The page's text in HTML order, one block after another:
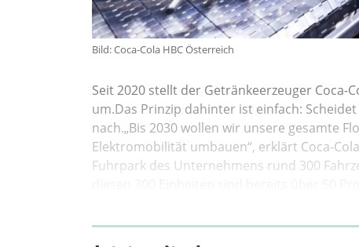
Bild: Coca-Cola HBC Österreich
Seit 2020 stellt der Getränkeerzeuger Coca-
um.Das Prinzip dahinter ist einfach:
nach.„Bis 2030 wollen wir unsere gesamte
Elektromobilität umbauen“, erklärt Coca-
Fuhrpark des Unternehmens rund 300